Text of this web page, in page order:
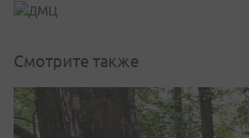
Смотрите также